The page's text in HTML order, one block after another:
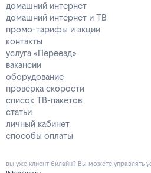
домашний интернет
домашний интернет и ТВ
промо-тарифы и акции
контакты
услуга «Переезд»
вакансии
оборудование
проверка скорости
список ТВ-пакетов
статьи
личный кабинет
способы оплаты
вы уже клиент билайн? Вы можете управлять